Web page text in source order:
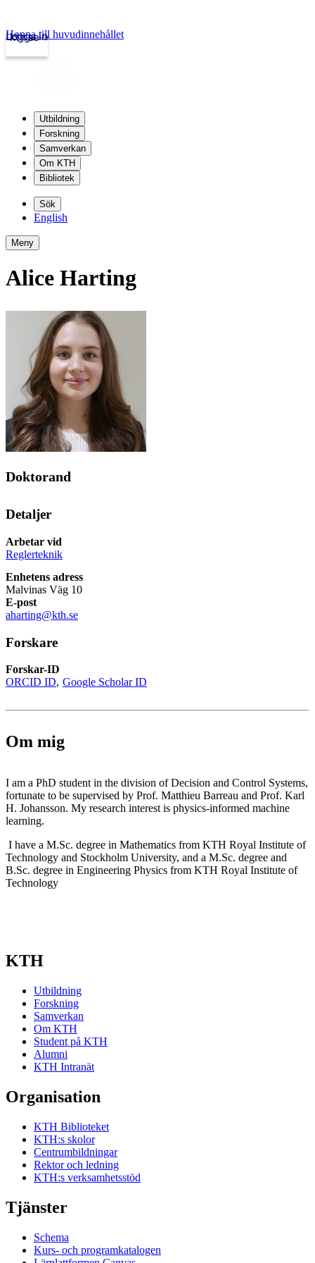
kth.se
Logga in
Hoppa till huvudinnehållet
Utbildning
Forskning
Samverkan
Om KTH
Bibliotek
Sök
English
Meny
Alice Harting
Doktorand
Detaljer
Arbetar vid
Reglerteknik
Enhetens adress
Malvinas Väg 10
E-post
aharting@kth.se
Forskare
Forskar-ID
ORCID ID Google Scholar ID
Om mig
I am a PhD student in the division of Decision and Control Systems,
fortunate to be supervised by Prof. Matthieu Barreau and Prof. Karl
H. Johansson. My research interest is physics-informed machine
learning.
I have a M.Sc. degree in Mathematics from KTH Royal Institute of
Technology and Stockholm University, and a M.Sc. degree and
B.Sc. degree in Engineering Physics from KTH Royal Institute of
Technology
KTH
Utbildning
Forskning
Samverkan
Om KTH
Student på KTH
Alumni
KTH Intranät
Organisation
KTH Biblioteket
KTH:s skolor
Centrumbildningar
Rektor och ledning
KTH:s verksamhetsstöd
Tjänster
Schema
Kurs- och programkatalogen